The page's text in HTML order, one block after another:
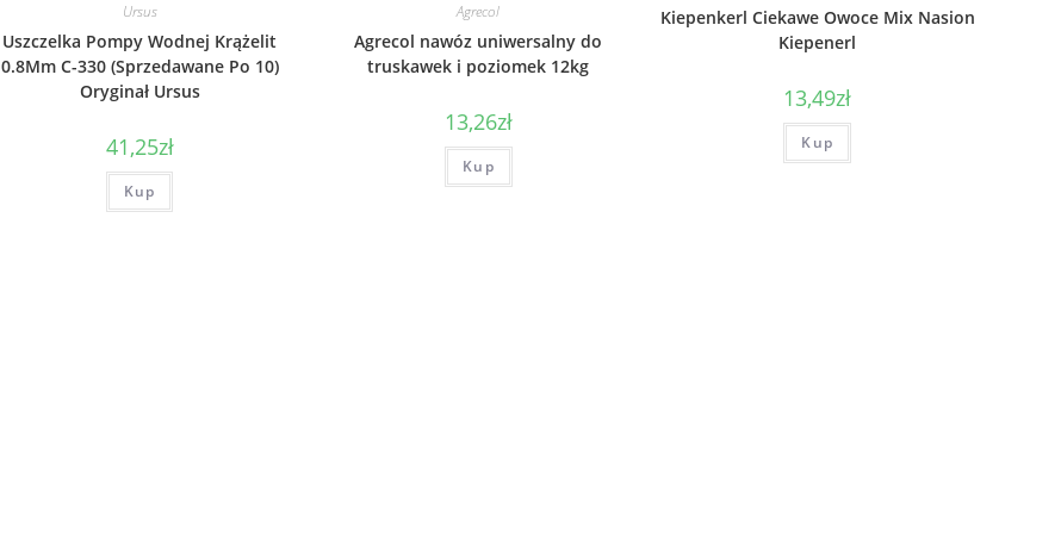
Ursus
Uszczelka Pompy Wodnej Krążelit
0.8Mm C-330 (Sprzedawane Po 10)
Oryginał Ursus
41,25zł
Kup
Agrecol
Agrecol nawóz uniwersalny do
truskawek i poziomek 12kg
13,26zł
Kup
Kiepenkerl Ciekawe Owoce Mix Nasion
Kiepenerl
13,49zł
Kup